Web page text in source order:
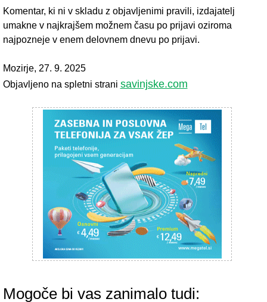
Komentar, ki ni v skladu z objavljenimi pravili, izdajatelj
umakne v najkrajšem možnem času po prijavi oziroma
najpozneje v enem delovnem dnevu po prijavi.
Mozirje, 27. 9. 2025
Objavljeno na spletni strani savinjske.com
Mogoče bi vas zanimalo tudi: